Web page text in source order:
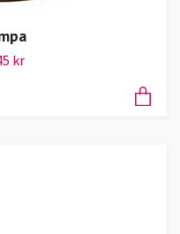
kr